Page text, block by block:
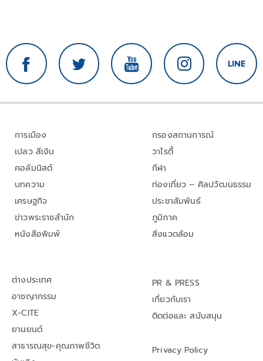
การเมือง
เปลว สีเงิน
คอลัมนิสต์
บทความ
เศรษฐกิจ
ข่าวพระราชสำนัก
หนังสือพิมพ์
กรองสถานการณ์
วาไรตี้
กีฬา
ท่องเที่ยว – ศิลปวัฒนธรรม
ประชาสัมพันธ์
ภูมิภาค
สิ่งแวดล้อม
ต่างประเทศ
อาชญากรรม
X-CITE
ยานยนต์
สาธารณสุข-คุณภาพชีวิต
PR & PRESS
เกี่ยวกับเรา
ติดต่อและ สนับสนุน
Privacy Policy